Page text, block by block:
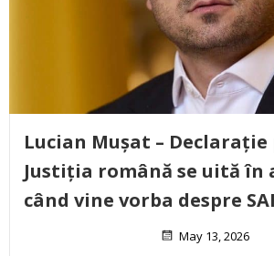
Lucian Mușat –
Justiția română se uită în
când vine vorba despre
May 13, 2026